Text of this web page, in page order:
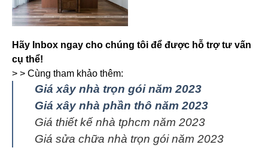
Hãy Inbox ngay cho chúng tôi để được hỗ trợ tư vấn
cụ thể!
> > Cùng tham khảo thêm:
Giá xây nhà trọn gói năm 2023
Giá xây nhà phần thô năm 2023
Giá thiết kế nhà tphcm năm 2023
Giá sửa chữa nhà trọn gói năm 2023